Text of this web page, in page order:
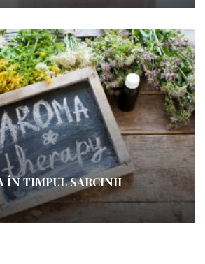
ÎN TIMPUL SARCINII